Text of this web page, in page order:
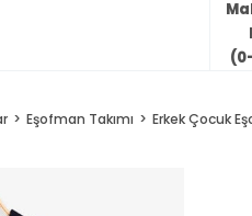
Eşofman Takımı Erkek Çocuk